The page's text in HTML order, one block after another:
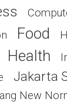
Food
Health
Jakarta
New